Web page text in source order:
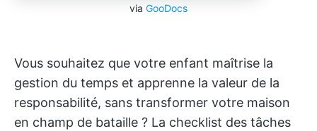
via GooDocs
Vous souhaitez que votre enfant maîtrise la
gestion du temps et apprenne la valeur de la
responsabilité, sans transformer votre maison
en champ de bataille ? La checklist des tâches